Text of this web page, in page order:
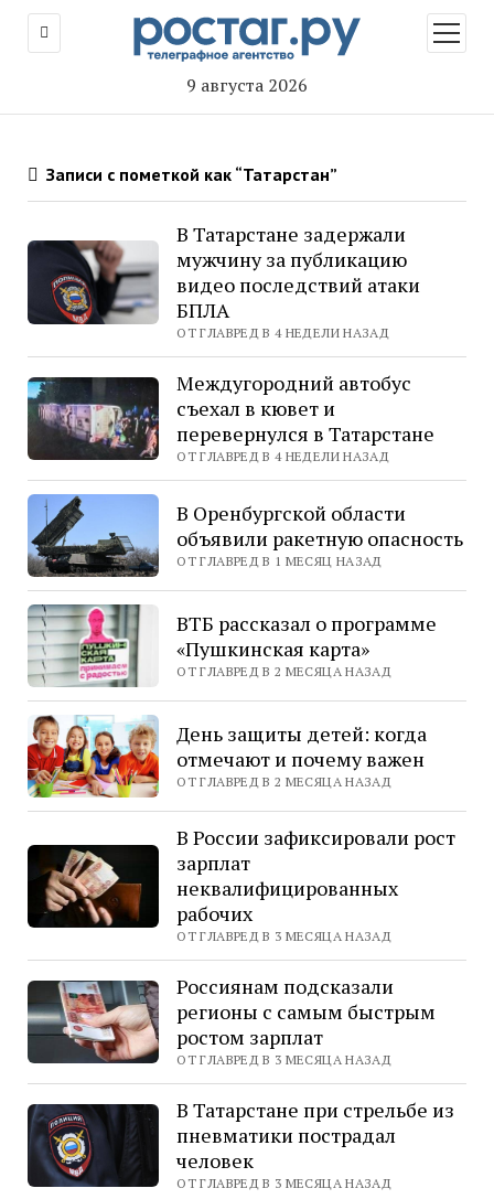
9 августа 2026
меню
Записи с пометкой как “Татарстан”
В Татарстане задержали
мужчину за публикацию
видео последствий атаки
БПЛА
ОТ ГЛАВРЕД В 4 НЕДЕЛИ НАЗАД
Междугородний автобус
съехал в кювет и
перевернулся в Татарстане
ОТ ГЛАВРЕД В 4 НЕДЕЛИ НАЗАД
В Оренбургской области
объявили ракетную опасность
ОТ ГЛАВРЕД В 1 МЕСЯЦ НАЗАД
ВТБ рассказал о программе
«Пушкинская карта»
ОТ ГЛАВРЕД В 2 МЕСЯЦА НАЗАД
День защиты детей: когда
отмечают и почему важен
ОТ ГЛАВРЕД В 2 МЕСЯЦА НАЗАД
В России зафиксировали рост
зарплат
неквалифицированных
рабочих
ОТ ГЛАВРЕД В 3 МЕСЯЦА НАЗАД
Россиянам подсказали
регионы с самым быстрым
ростом зарплат
ОТ ГЛАВРЕД В 3 МЕСЯЦА НАЗАД
В Татарстане при стрельбе из
пневматики пострадал
человек
ОТ ГЛАВРЕД В 3 МЕСЯЦА НАЗАД